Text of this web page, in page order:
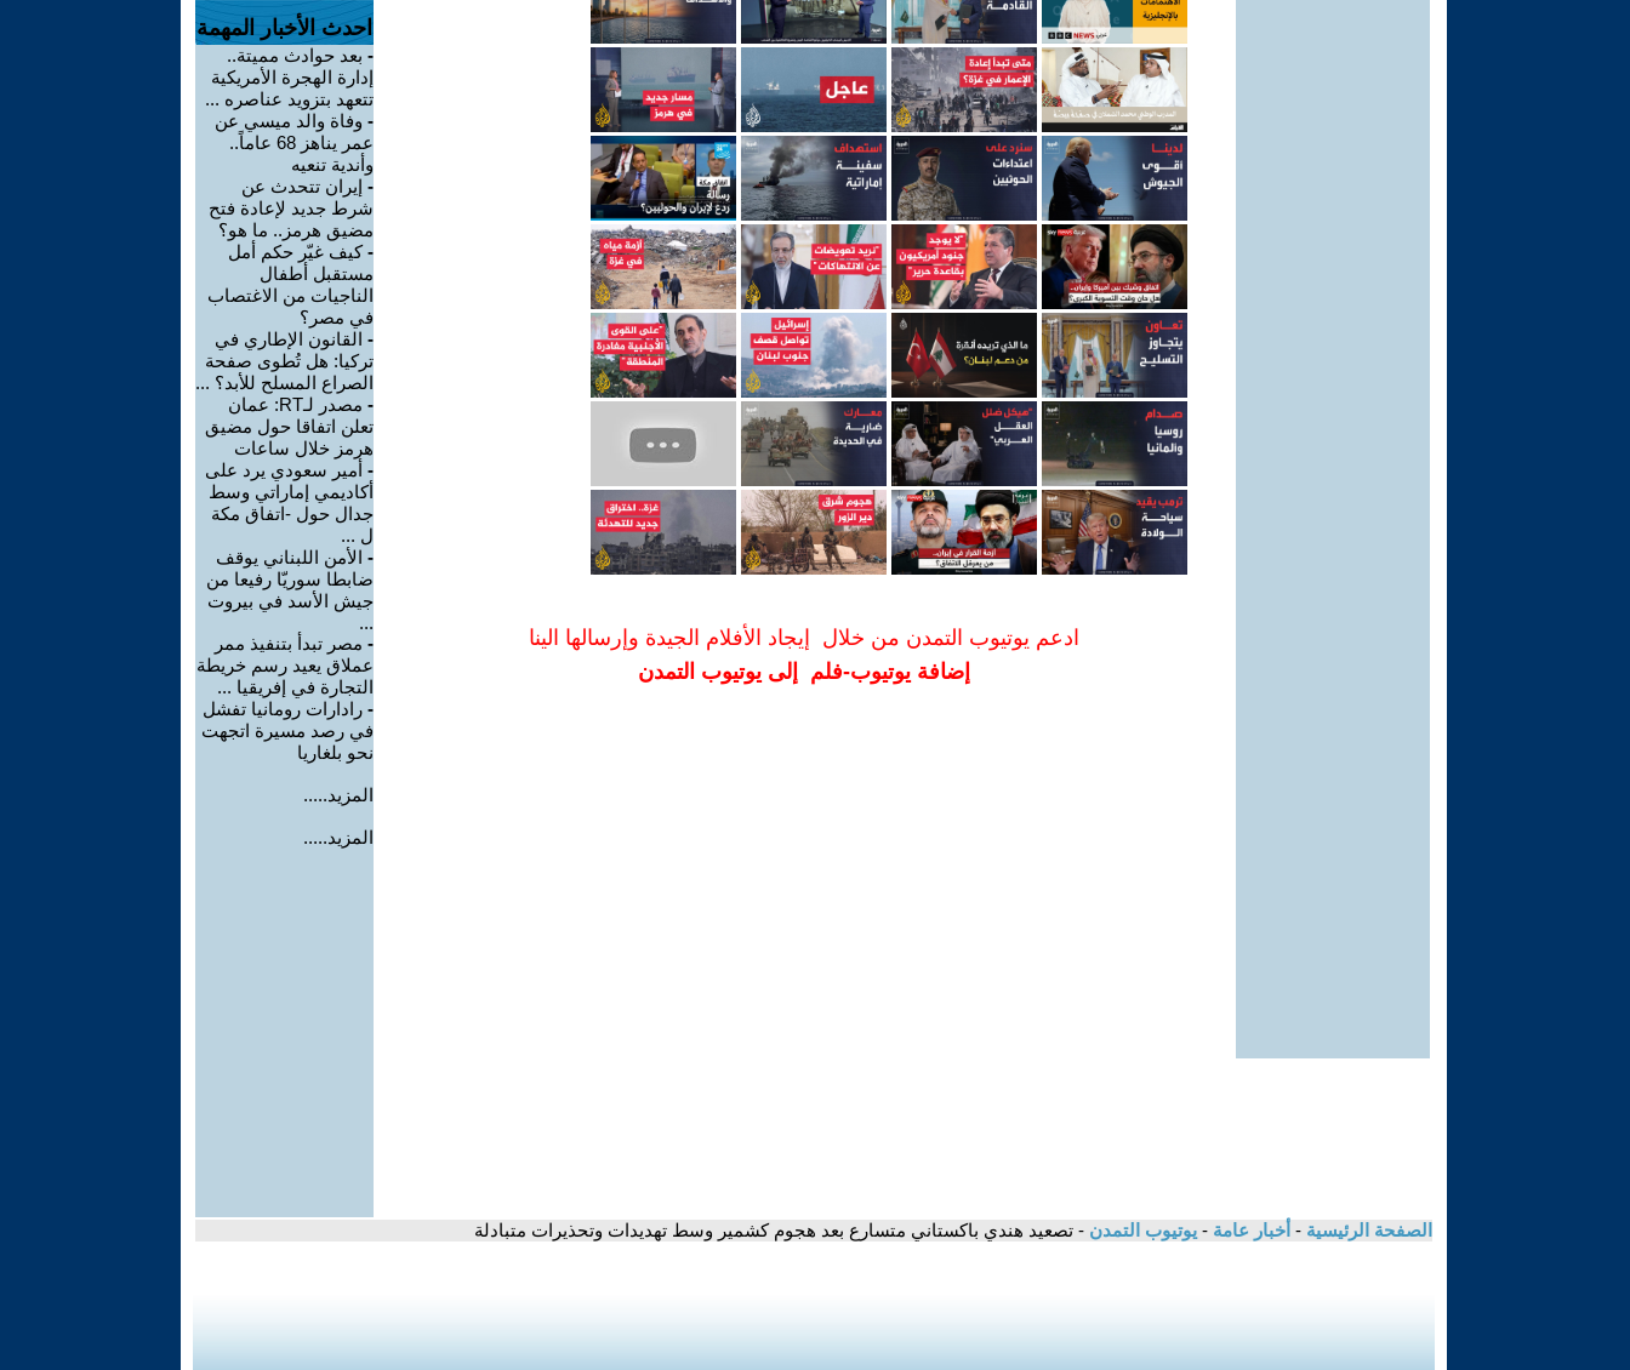
ادعم يوتيوب التمدن من خلال إيجاد الأفلام الجيدة وإرسالها الينا
إضافة يوتيوب-فلم إلى يوتيوب التمدن
احدث الأخبار المهمة
- بعد حوادث مميتة..
إدارة الهجرة الأمريكية
تتعهد بتزويد عناصره ...
- وفاة والد ميسي عن
عمر يناهز 68 عاماً..
وأندية تنعيه
- إيران تتحدث عن
شرط جديد لإعادة فتح
مضيق هرمز.. ما هو؟
-كيف غيّر حكم أمل
مستقبل أطفال
الناجيات من الاغتصاب
في مصر؟
- القانون الإطاري في
تركيا: هل تُطوى صفحة
الصراع المسلح للأبد؟ ...
-
مصدر لـRT: عمان
تعلن اتفاقا حول مضيق
هرمز خلال ساعات
- أمير سعودي يرد على
أكاديمي إماراتي وسط
جدال حول -اتفاق مكة
ل ...
- الأمن اللبناني يوقف
ضابطا سوريّا رفيعا من
جيش الأسد في بيروت
...
- مصر تبدأ بتنفيذ ممر
عملاق يعيد رسم خريطة
التجارة في إفريقيا ...
- رادارات رومانيا تفشل
في رصد مسيرة اتجهت
نحو بلغاريا
المزيد.....
المزيد.....
الصفحة الرئيسية - أخبار عامة - يوتيوب التمدن - تصعيد هندي باكستاني متسارع بعد هجوم كشمير وسط تهديدات وتحذيرات متبادلة